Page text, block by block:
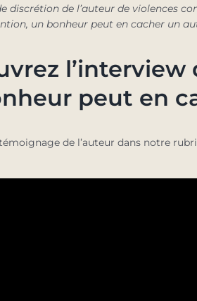
discrétion de l’auteur de violences
un bonheur peut en cacher un
l’interview
peut en
de l’auteur dans notre